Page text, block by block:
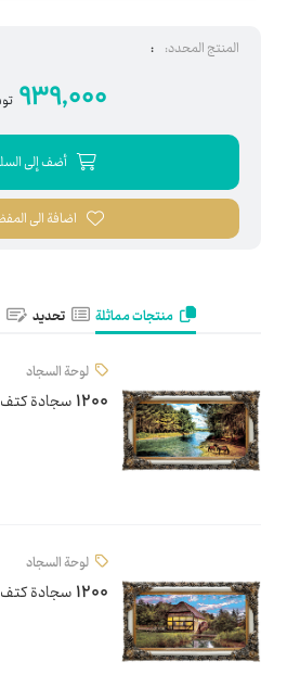
المنتج المحدد: :
939,000
أضف إلى
اضافة الى
منتجات مماثلة تحديد
لوحة السجاد
1200 سجادة كتف كود 1200-08
لوحة السجاد
1200 سجادة كتف كود 1200-10